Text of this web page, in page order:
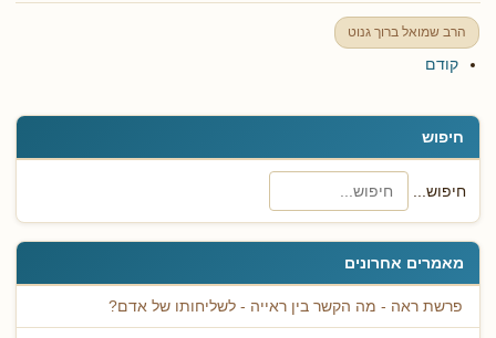
חיפוש
חיפוש...
מאמרים אחרונים
פרשת ראה - מה הקשר בין ראייה - לשליחותו של אדם?
הרב שמואל ברוך גנוט
קודם